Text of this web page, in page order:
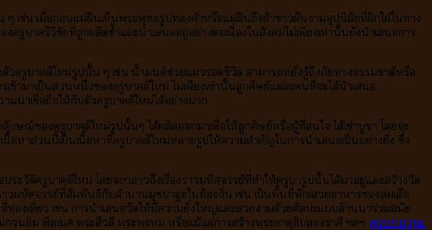
เช่น เมื่อก่อนแม่ฝันเห็นพระพุทธรูปทองคำหรือแม่ฝันถึงผ้าขาวผืนงามอุปนิสัยที่ฝักใฝ่ในทาง
บาศรีวิชัยที่ถูกผลิตซ้ำและนำเสนออยู่อย่างต่อเนื่องในสังคมไม่เพียงเท่านั้นยังนำเสนอการ
รูบาคติใหม่รูปนั้น ๆ เช่น น้ำมนต์ช่วยแมวรอดชีวิต สามารถหยั่งรู้ถึงภัยทางธรรมชาติหรือ
ข้ามาเป็นส่วนหนึ่งของครูบาคติใหม่ ไม่เพียงเท่านั้นลูกศิษย์แต่ละคนที่จะได้นำเสนอ
มน่าเชื่อถือให้กับตัวครูบาคติใหม่ได้อย่างมาก
ลักษณ์ของครูบาคติใหม่รูปนั้นๆ ได้ผลิตออกมาเพื่อให้ลูกศิษย์หรือผู้ที่สนใจ ได้เช่าบูชา โดยจะ
อหาส่วนนี้เป็นเนื้อหาที่ครูบาคติใหม่หลายรูปให้ความสำคัญในการนำเสนอเป็นอย่างยิ่ง ซึ่ง
ติครูบาคติใหม่ โดยจะกล่าวถึงเรื่องราวมหัศจรรย์ที่ทำให้ครูบารูปนั้นได้มาอยู่และสร้างวัด
วมหัศจรรย์ที่สัมพันธ์กับตำนานมุขปาฐะในท้องถิ่น เช่น เป็นพื้นที่พักเสวยอาหารของสมเด็จ
องเที่ยว เช่น การนำเสนอวัดให้มีความยิ่งใหญ่และสวยงามด้วยศิลปะแบบล้านนาร่วมสมัย
กวนอิม พิฆเนศ พระสีวลี พระพรหม หรือแม้แต่การสร้างพระธาตุสิบสองราศี ฯลฯ ครูบาบุญชุ่ม